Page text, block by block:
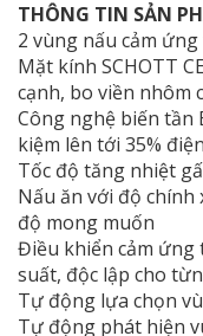
THÔNG TIN SẢN
2 vùng nấu cảm
Mặt kính SCHOTT
cạnh, bo viền nhôm
Công nghệ biến
kiệm lên tới 35%
Tốc độ tăng nhiệt
Nấu ăn với độ
độ mong muốn
Điều khiển cảm ứng
suất, độc lập cho
Tự động lựa chọn
Tự động phát hiện